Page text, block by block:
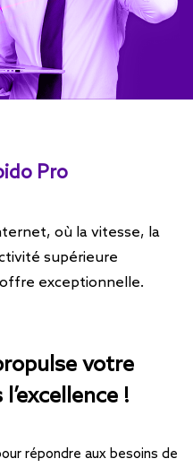
Pro
où la vitesse, la
supérieure
exceptionnelle.
votre
!
répondre aux besoins de